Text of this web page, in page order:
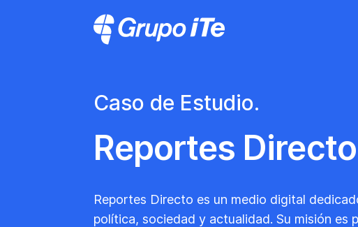
Caso de Estudio.
Reportes Directo
Reportes Directo es un medio digital
política, sociedad y actualidad. Su misión es